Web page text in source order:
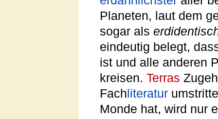
Planeten, laut dem
sogar als
eindeutig belegt,
ist und alle anderen
kreisen.Terras
Fach literatur
Monde hat, wird nur